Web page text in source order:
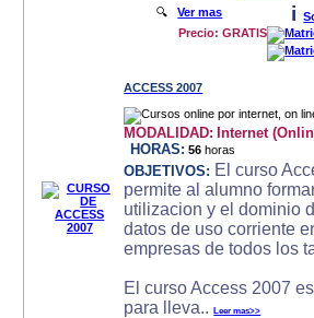
🔍Ver mas i
Precio: GRATIS
ACCESS 2007
MODALIDAD: Internet
HORAS: 56 horas
OBJETIVOS: El curso
permite al alumno
utilizacion y el dominio
datos de uso corriente
empresas de todos los
El curso Access 2007
para lleva..Leer mas>>